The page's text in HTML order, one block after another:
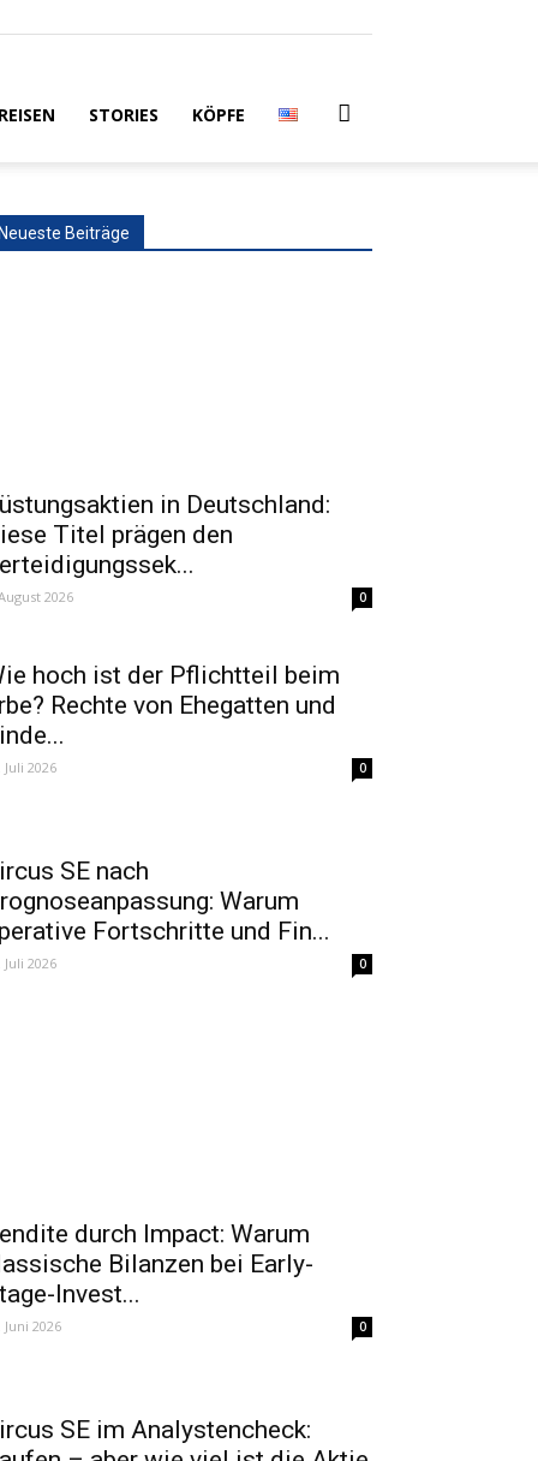
REISEN STORIES KÖPFE
Neueste Beiträge
in Deutschland:
Titel prägen den
2026 0
hoch ist der Pflichtteil beim
Rechte von Ehegatten und
Juli 2026 0
SE nach
Warum
Fortschritte und Fin...
Juli 2026 0
durch Impact: Warum
Bilanzen bei Early-
Invest...
Juni 2026 0
SE im Analystencheck: